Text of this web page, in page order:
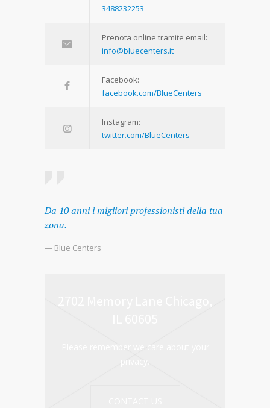
3488232253
Prenota online tramite email:
info@bluecenters.it
Facebook:
facebook.com/BlueCenters
Instagram:
twitter.com/BlueCenters
Da 10 anni i migliori professionisti della tua
zona.
— Blue Centers
Please remember we care about your
privacy.